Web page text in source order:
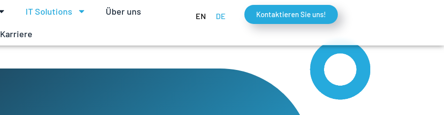
IT Solutions Über uns
Karriere
EN DE Kontaktieren Sie uns!